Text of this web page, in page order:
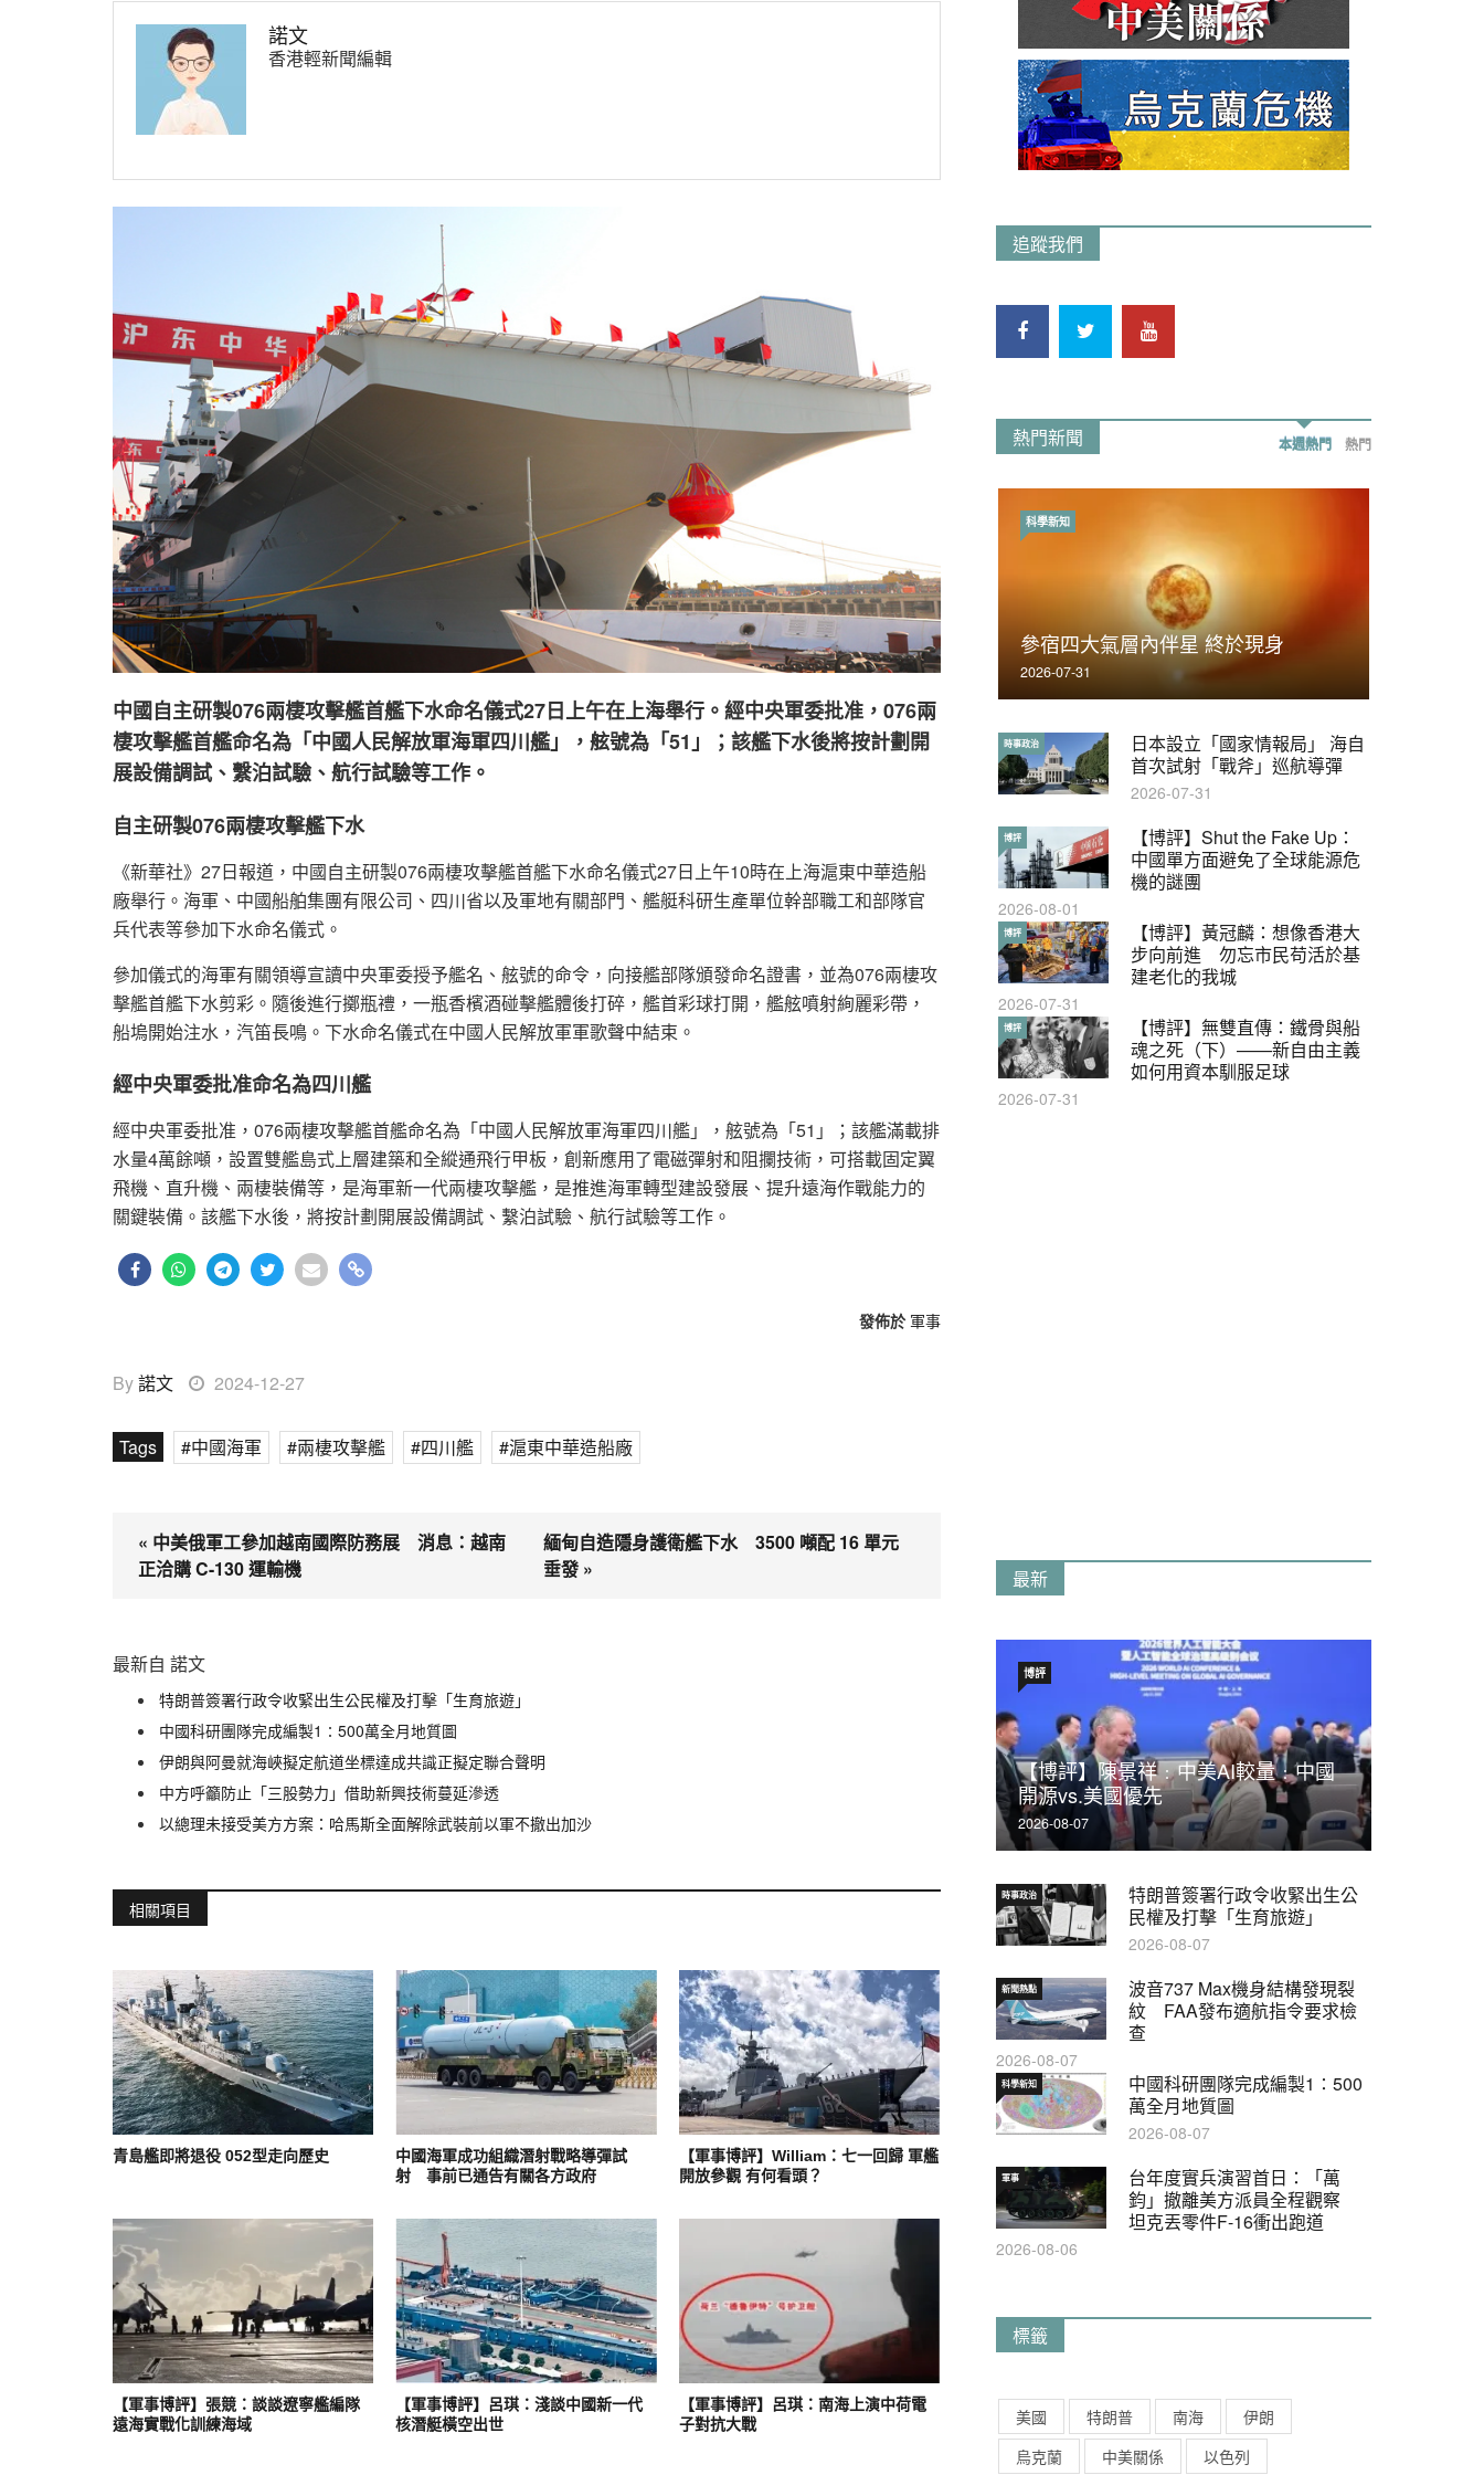
諾文
香港輕新聞編輯
中國自主研製076兩棲攻擊艦首艦下水命名儀式27日上午在上海舉行。經中央軍委批准，076兩
棲攻擊艦首艦命名為「中國人民解放軍海軍四川艦」，舷號為「51」；該艦下水後將按計劃開
展設備調試、繫泊試驗、航行試驗等工作。
自主研製076兩棲攻擊艦下水
《新華社》27日報道，中國自主研製076兩棲攻擊艦首艦下水命名儀式27日上午10時在上海滬東中華造船
廠舉行。海軍、中國船舶集團有限公司、四川省以及軍地有關部門、艦艇科研生產單位幹部職工和部隊官
兵代表等參加下水命名儀式。
參加儀式的海軍有關領導宣讀中央軍委授予艦名、舷號的命令，向接艦部隊頒發命名證書，並為076兩棲攻
擊艦首艦下水剪彩。隨後進行擲瓶禮，一瓶香檳酒碰擊艦體後打碎，艦首彩球打開，艦舷噴射絢麗彩帶，
船塢開始注水，汽笛長鳴。下水命名儀式在中國人民解放軍軍歌聲中結束。
經中央軍委批准命名為四川艦
經中央軍委批准，076兩棲攻擊艦首艦命名為「中國人民解放軍海軍四川艦」，舷號為「51」；該艦滿載排
水量4萬餘噸，設置雙艦島式上層建築和全縱通飛行甲板，創新應用了電磁彈射和阻攔技術，可搭載固定翼
飛機、直升機、兩棲裝備等，是海軍新一代兩棲攻擊艦，是推進海軍轉型建設發展、提升遠海作戰能力的
關鍵裝備。該艦下水後，將按計劃開展設備調試、繫泊試驗、航行試驗等工作。
發佈於 軍事
By諾文 2024-12-27
Tags 中國海軍 兩棲攻擊艦 四川艦 滬東中華造船廠
« 中美俄軍工參加越南國際防務展 消息：越南
正洽購 C-130 運輸機
緬甸自造隱身護衛艦下水 3500 噸配 16 單元
垂發 »
最新自 諾文
特朗普簽署行政令收緊出生公民權及打擊「生育旅遊」
中國科研團隊完成編製1∶500萬全月地質圖
伊朗與阿曼就海峽擬定航道坐標達成共識正擬定聯合聲明
中方呼籲防止「三股勢力」借助新興技術蔓延滲透
以總理未接受美方方案：哈馬斯全面解除武裝前以軍不撤出加沙
相關項目
青島艦即將退役 052型走向歷史
中國海軍成功組織潛射戰略導彈試
射 事前已通告有關各方政府
【軍事博評】William：七一回歸 軍艦
開放參觀 有何看頭？
【軍事博評】張競：談談遼寧艦編隊
遠海實戰化訓練海域
【軍事博評】呂琪：淺談中國新一代
核潛艇橫空出世
【軍事博評】呂琪：南海上演中荷電
子對抗大戰
追蹤我們
熱門新聞 本週熱門 熱門
參宿四大氣層內伴星 終於現身
2026-07-31
科學新知
日本設立「國家情報局」 海自
首次試射「戰斧」巡航導彈
時事政治
2026-07-31
【博評】Shut the Fake Up：
中國單方面避免了全球能源危
機的謎團
博評
2026-08-01
【博評】黃冠麟：想像香港大
步向前進 勿忘市民苟活於基
建老化的我城
博評
2026-07-31
【博評】無雙直傳：鐵骨與船
魂之死（下）——新自由主義
如何用資本馴服足球
博評
2026-07-31
荃灣反黑組「砌生豬肉」砌錯O記臥
底4警員被控
2019-11-01
時事政治
【輕百科】被抽中當陪審員能
拒絕嗎？
輕百科
2017-10-17
【輕盤點】集會遊行陸續有
來？一文盡覽8月示威活動
輕盤點
2019-08-30
本港保護兒童法例雜亂互相矛
盾家長易墮法網
特稿
2019-05-21
【輕百科】甚麼按摩院要領
牌？顧客涉及刑責嗎？
輕百科
2021-05-13
最新
【博評】陳景祥﹕中美AI較量﹕中國
開源vs.美國優先
2026-08-07
博評
特朗普簽署行政令收緊出生公
民權及打擊「生育旅遊」
時事政治
2026-08-07
波音737 Max機身結構發現裂
紋 FAA發布適航指令要求檢
查
新聞熱點
2026-08-07
中國科研團隊完成編製1∶500
萬全月地質圖
科學新知
2026-08-07
台年度實兵演習首日：「萬
鈞」撤離美方派員全程觀察
坦克丟零件F-16衝出跑道
軍事
2026-08-06
標籤
美國 特朗普 南海
伊朗
烏克蘭
中美關係 以色列